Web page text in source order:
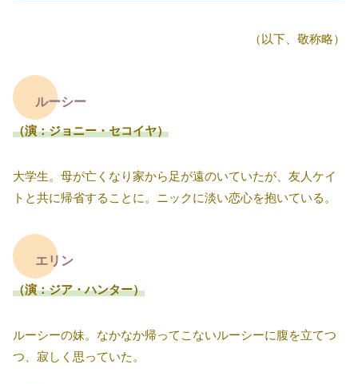
（以下、敬称略）
ルーシー
（演：ジョニー・セコイヤ）
大学生。母が亡くなり家から足が遠のいていたが、友人ケイ
トと共に帰省することに。ニックに淡い恋心を抱いている。
エリン
（演：ジア・ハンター）
ルーシーの妹。なかなか帰ってこないルーシーに腹を立てつ
つ、寂しく思っていた。